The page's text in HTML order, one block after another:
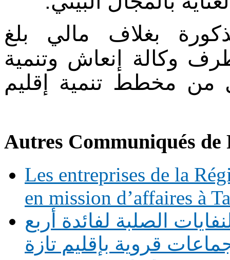
بغلاف مالي بلغ
وكالة إنعاش وتنمية
من مخطط تنمية إقليم
Autres Communiqués de
Les entreprises de la
en mission d’affaires à
الصلبة لفائدة أربع
قروية بإقليم تازة